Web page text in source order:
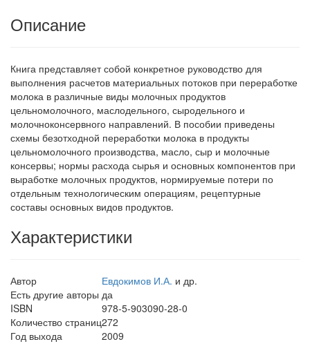
Описание
Книга представляет собой конкретное руководство для
выполнения расчетов материальных потоков при переработке
молока в различные виды молочных продуктов
цельномолочного, маслодельного, сыродельного и
молочноконсервного направлений. В пособии приведены
схемы безотходной переработки молока в продукты
цельномолочного производства, масло, сыр и молочные
консервы; нормы расхода сырья и основных компонентов при
выработке молочных продуктов, нормируемые потери по
отдельным технологическим операциям, рецептурные
составы основных видов продуктов.
Характеристики
Автор Евдокимов И.А. и др.
Есть другие авторы да
ISBN
978-5-903090-28-0
Количество страниц272
Год выхода
2009